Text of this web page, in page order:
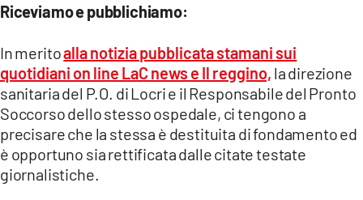
Riceviamo e pubblichiamo:
In meritoalla notizia pubblicata stamani sui
quotidiani on line LaC news e Il reggino, la direzione
sanitaria del P.O. di Locri e il Responsabile del Pronto
Soccorso dello stesso ospedale, ci tengono a
precisare che la stessa è destituita di fondamento ed
è opportuno sia rettificata dalle citate testate
giornalistiche.